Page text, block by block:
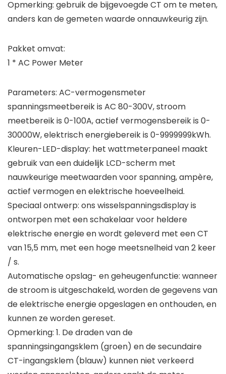
Opmerking: gebruik de bijgevoegde CT om te meten,
anders kan de gemeten waarde onnauwkeurig zijn.
Pakket omvat:
1 * AC Power Meter
Parameters: AC-vermogensmeter
spanningsmeetbereik is AC 80-300V, stroom
meetbereik is 0-100A, actief vermogensbereik is 0-
30000W, elektrisch energiebereik is 0-9999999kWh.
Kleuren-LED-display: het wattmeterpaneel maakt
gebruik van een duidelijk LCD-scherm met
nauwkeurige meetwaarden voor spanning, ampère,
actief vermogen en elektrische hoeveelheid.
Speciaal ontwerp: ons wisselspanningsdisplay is
ontworpen met een schakelaar voor heldere
elektrische energie en wordt geleverd met een CT
van 15,5 mm, met een hoge meetsnelheid van 2 keer
/ s.
Automatische opslag- en geheugenfunctie: wanneer
de stroom is uitgeschakeld, worden de gegevens van
de elektrische energie opgeslagen en onthouden, en
kunnen ze worden gereset.
Opmerking: 1. De draden van de
spanningsingangsklem (groen) en de secundaire
CT-ingangsklem (blauw) kunnen niet verkeerd